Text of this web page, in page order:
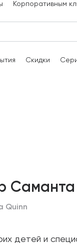
Корпоративным
Скидки
Саманта
Quinn
детей и